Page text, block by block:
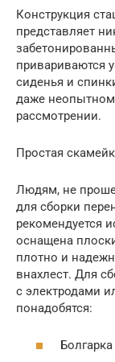
Конструкция
представляет
привариваются
сиденья и
даже
рассмотрении.
Простая
Людям, не
для сборки
рекомендуется
оснащена
плотно и
внахлест. Для
с электродами
понадобятся: